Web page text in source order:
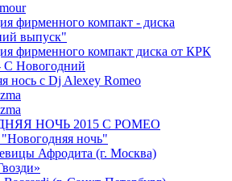
фирменного компакт - диска
выпуск"
фирменного компакт диска от КРК
С Новогодний
нось с Dj Alexey Romeo
НОЧЬ 2015 C РОМЕО
ночь"
Афродита (г. Москва)